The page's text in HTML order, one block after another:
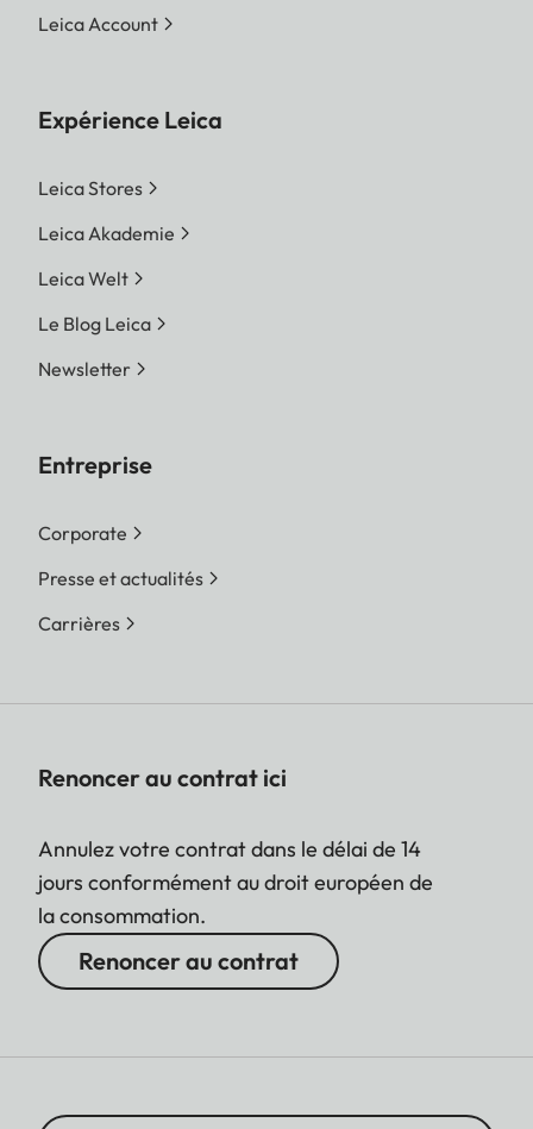
Leica Account
Expérience Leica
Leica Stores
Leica Akademie
Leica Welt
Le Blog Leica
Newsletter
Entreprise
Corporate
Presse et actualités
Carrières
Renoncer au contrat ici
Annulez votre contrat dans le délai de 14
jours conformément au droit européen de
la consommation.
Renoncer au contrat